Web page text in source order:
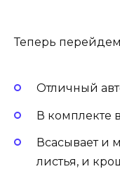
Теперь
Отличный
В комплекте
Всасывает и
листья, и